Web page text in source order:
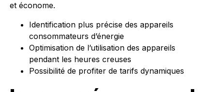
et économe.
Identification plus précise des appareils
consommateurs d’énergie
Optimisation de l’utilisation des appareils
pendant les heures creuses
Possibilité de profiter de tarifs dynamiques